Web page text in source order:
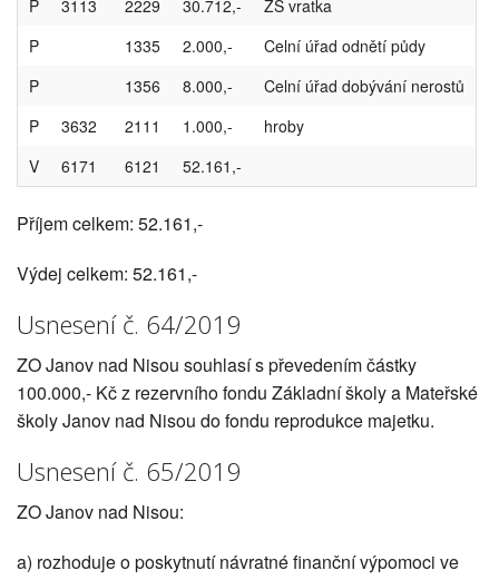
P 3113 2229 30.712,-
ZŠ vratka
P
1335 2.000,-
Celní úřad odnětí půdy
P
1356 8.000,-
Celní úřad dobývání nerostů
P
3632 2111 1.000,-
hroby
V
6171 6121 52.161,-
Příjem celkem: 52.161,-
Výdej celkem: 52.161,-
Usnesení č. 64/2019
ZO Janov nad Nisou souhlasí s převedením částky
100.000,- Kč z rezervního fondu Základní školy a Mateřské
školy Janov nad Nisou do fondu reprodukce majetku.
Usnesení č. 65/2019
ZO Janov nad Nisou:
a) rozhoduje o poskytnutí návratné finanční výpomoci ve